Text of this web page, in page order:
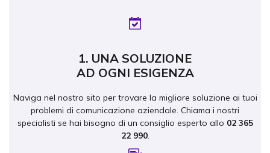
1. UNA SOLUZIONE
AD OGNI ESIGENZA
Naviga nel nostro sito per trovare la migliore soluzione ai tuoi
problemi di comunicazione aziendale. Chiama i nostri
specialisti se hai bisogno di un consiglio esperto allo 02 365
22 990.